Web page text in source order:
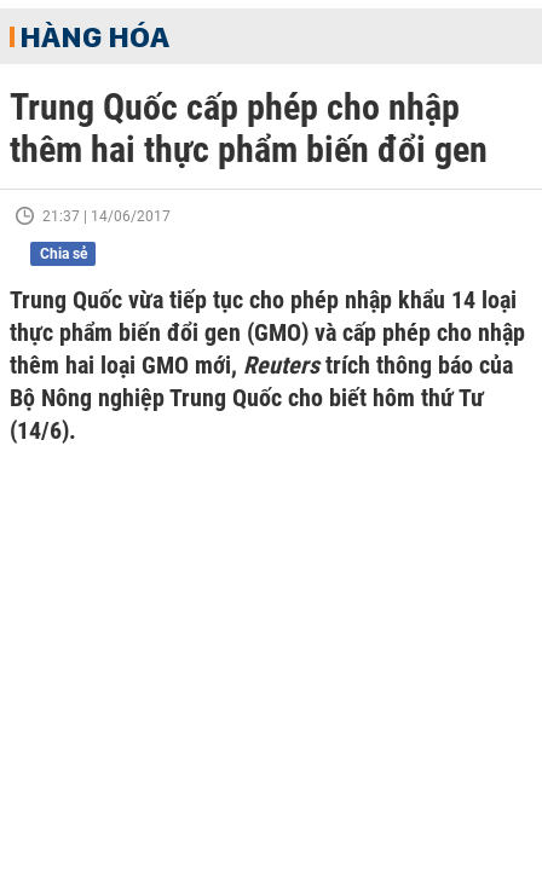
HÀNG HÓA
Trung Quốc cấp phép cho nhập
thêm hai thực phẩm biến đổi gen
21:37 | 14/06/2017
Chia sẻ
Trung Quốc vừa tiếp tục cho phép nhập khẩu 14 loại
thực phẩm biến đổi gen (GMO) và cấp phép cho nhập
thêm hai loại GMO mới, Reuterstrích thông báo của
Bộ Nông nghiệp Trung Quốc cho biết hôm thứ Tư
(14/6).